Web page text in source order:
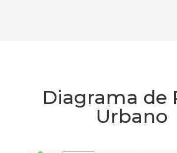
Diagrama de
Urbano